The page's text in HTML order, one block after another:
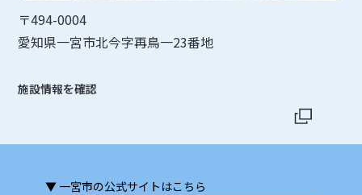
〒494-0004
愛知県一宮市北今字再鳥一23番地
施設情報を確認
▼ 一宮市の公式サイトはこちら